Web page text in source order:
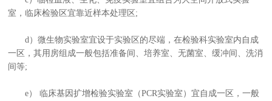
室，临床检验区宜靠近样本处理区;
d）微生物实验室宜设于实验区的尽端，在检验科实验室内自成
一区，其用房组成一般包括准备间、培养室、无菌室、缓冲间、洗消
间等;
e） 临床基因扩增检验实验室（PCR实验室）宜自成一区，一般